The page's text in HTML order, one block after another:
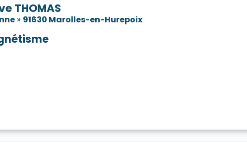
THOMAS
» 91630 Marolles-en-Hurepoix